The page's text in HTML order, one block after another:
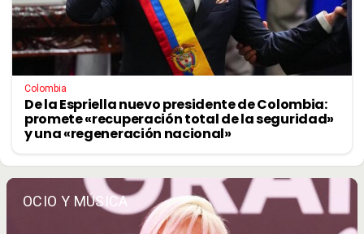
Colombia
De la Espriella nuevo presidente de Colombia:
promete «recuperación total de la seguridad»
y una «regeneración nacional»
OCIO Y MÚSICA